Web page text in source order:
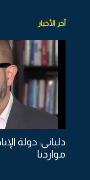
آخر الأخبار
دلياني: دولة
مواردنا